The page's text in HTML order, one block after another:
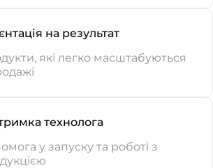
на результат
які легко масштабуються
технолога
у запуску та роботі з